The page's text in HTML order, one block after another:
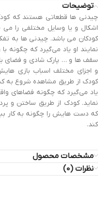
توضیحات
چیدنى ها قطعاتى هستند که
اشکال و یا وسایل مختلفى را مى
کودکان مى باشد. چیدنى ها به
نمایند او یاد می‌گیرد که چگونه
سقف ها و … پارك شادى و فضاى
و اجزاى مختلف اسباب بازى
کودك از طریق مشاهده شروع به
یاد می‌گیرد که چگونه فضاهاى
نماید. کودك از طریق ساختن و
که دست هایش را چگونه به کار
کند.
مشخصات محصول
نظرات (0)